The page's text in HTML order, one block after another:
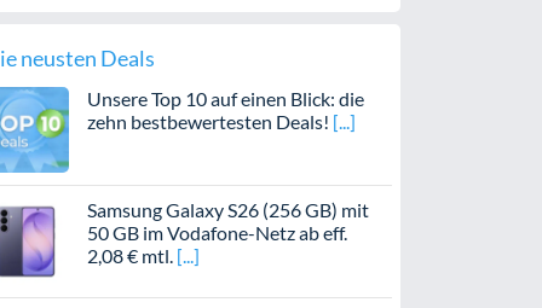
neusten Deals
Unsere Top 10 auf einen Blick: die
zehn bestbewertesten Deals!
Samsung Galaxy S26 (256 GB) mit
50 GB im Vodafone-Netz ab eff.
2,08 € mtl.